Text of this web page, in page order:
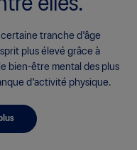
elles.
certaine tranche d'âge
plus élevé grâce à
bien-être mental des plus
d'activité physique.